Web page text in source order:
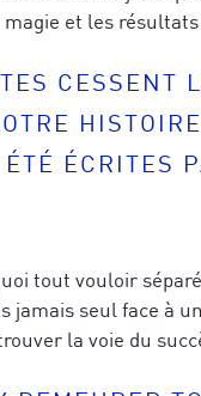
et les résultats
CESSENT
ÉCRITES
tout vouloir
jamais seul face à
la voie du